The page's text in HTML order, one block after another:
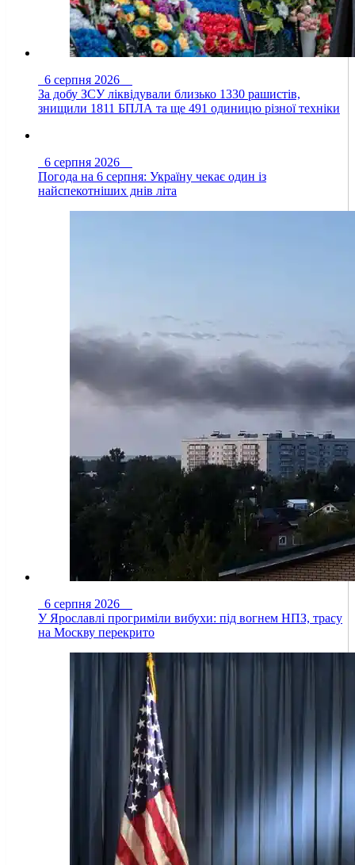
6 серпня 2026
За добу ЗСУ ліквідували близько 1330 рашистів,
знищили 1811 БПЛА та ще 491 одиницю різної техніки
6 серпня 2026
Погода на 6 серпня: Україну чекає один із
найспекотніших днів літа
6 серпня 2026
У Ярославлі прогриміли вибухи: під вогнем НПЗ, трасу
на Москву перекрито